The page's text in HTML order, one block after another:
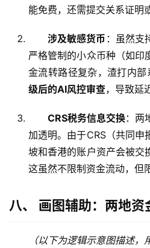
境
外
外
银
能免费，还需提交关系证明
涉及敏感货币 ：虽然支
严格管制的小众币种（如印
金流转路径复杂，渣打内部
级后的AI风控审查，导致延
CRS税务信息交换：两
加透明。由于CRS（共同申
坡和香港的账户资产会被交
这虽然不限制资金流动，但
八、 画图辅助：两地资
（以下为逻辑示意图描述，